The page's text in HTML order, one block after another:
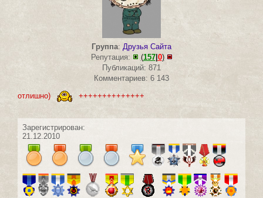
Группа: Друзья Сайта
Репутация:
(157|0)
Публикаций: 871
Комментариев: 6 143
отлишно) ++++++++++++++
Зарегистрирован:
21.12.2010